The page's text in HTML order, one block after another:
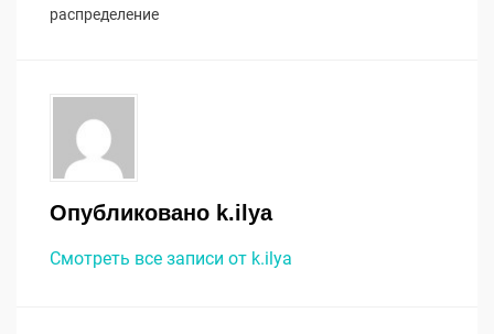
распределение
Опубликовано k.ilya
Смотреть все записи от k.ilya